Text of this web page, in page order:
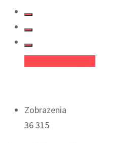
Zobrazenia
36 315